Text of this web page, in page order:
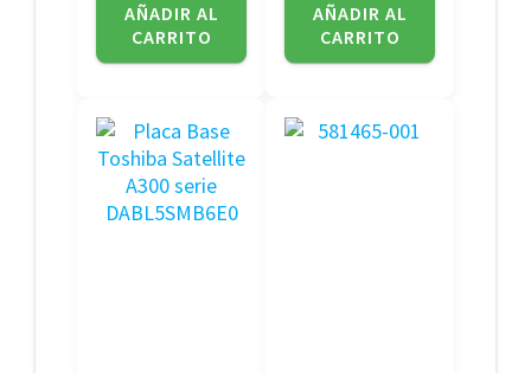
AÑADIR AL
CARRITO
AÑADIR AL
CARRITO